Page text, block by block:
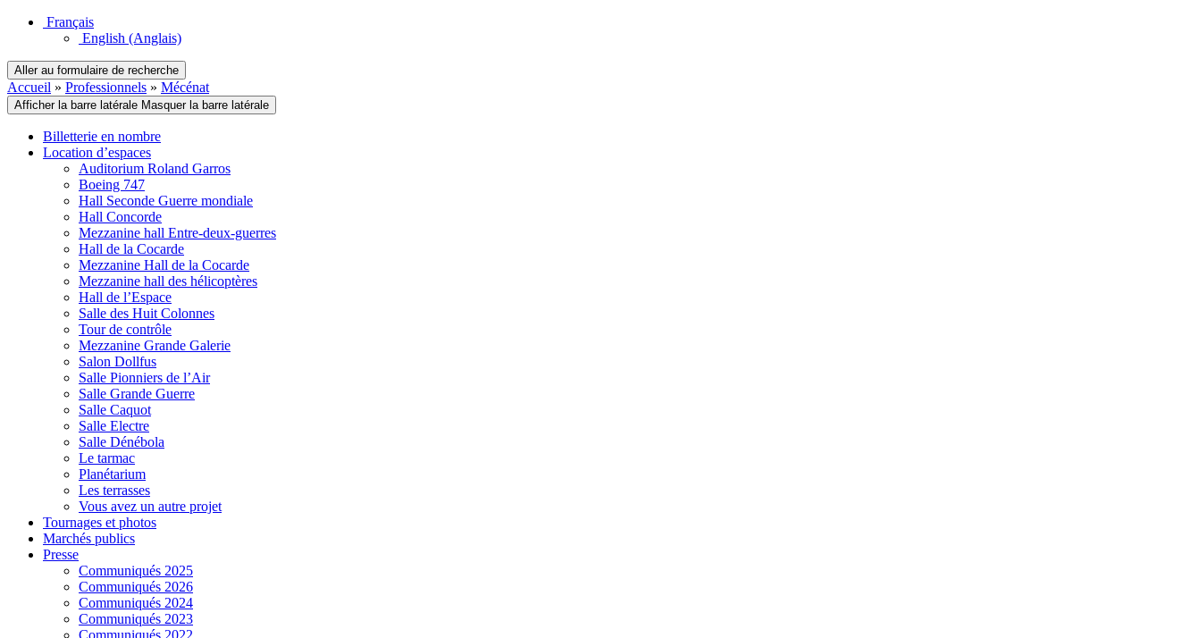
Français
English (Anglais)
Aller au formulaire de recherche
Accueil » Professionnels » Mécénat
Afficher la barre latérale Masquer la barre latérale
Billetterie en nombre
Location d’espaces
Auditorium Roland Garros
Boeing 747
Hall Seconde Guerre mondiale
Hall Concorde
Mezzanine hall Entre-deux-guerres
Hall de la Cocarde
Mezzanine Hall de la Cocarde
Mezzanine hall des hélicoptères
Hall de l’Espace
Salle des Huit Colonnes
Tour de contrôle
Mezzanine Grande Galerie
Salon Dollfus
Salle Pionniers de l’Air
Salle Grande Guerre
Salle Caquot
Salle Electre
Salle Dénébola
Le tarmac
Planétarium
Les terrasses
Vous avez un autre projet
Tournages et photos
Marchés publics
Presse
Communiqués 2025
Communiqués 2026
Communiqués 2024
Communiqués 2023
Communiqués 2022